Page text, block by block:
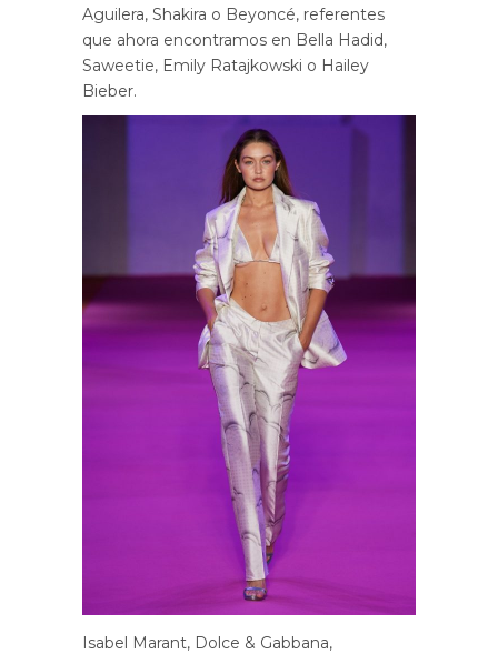
Aguilera, Shakira o Beyoncé, referentes
que ahora encontramos en Bella Hadid,
Saweetie, Emily Ratajkowski o Hailey
Bieber.
Isabel Marant, Dolce & Gabbana,